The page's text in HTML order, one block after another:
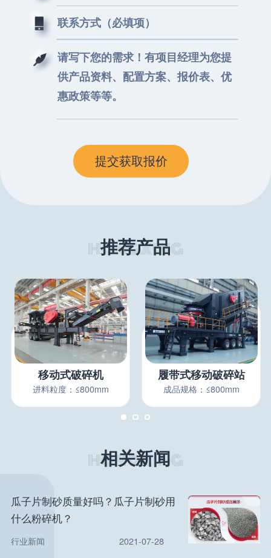
推荐产品
移动式破碎机
进料粒度：≤800mm
履带式移动破碎站
成品规格：≤800mm
相关新闻
瓜子片制砂质量好吗？瓜子片制砂用
什么粉碎机？
行业新闻 2021-07-28